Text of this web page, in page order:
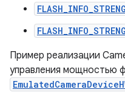
Пример реализации
управления мощностью